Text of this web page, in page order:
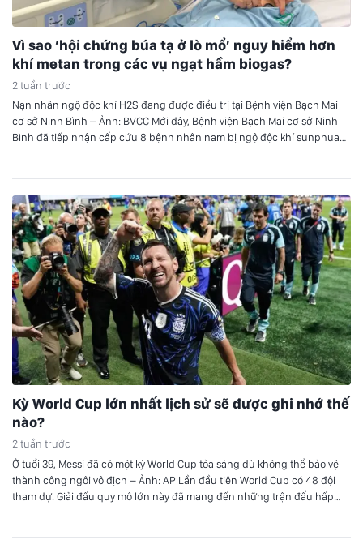
Vì sao ‘hội chứng búa tạ ở lò mổ’ nguy hiểm hơn
khí metan trong các vụ ngạt hầm biogas?
2 tuần trước
Nạn nhân ngộ độc khí H2S đang được điều trị tại Bệnh viện Bạch Mai
cơ sở Ninh Bình – Ảnh: BVCC Mới đây, Bệnh viện Bạch Mai cơ sở Ninh
Bình đã tiếp nhận cấp cứu 8 bệnh nhân nam bị ngộ độc khí sunphua
Kỳ World Cup lớn nhất lịch sử sẽ được ghi nhớ thế
nào?
2 tuần trước
Ở tuổi 39, Messi đã có một kỳ World Cup tỏa sáng dù không thể bảo vệ
thành công ngôi vô địch – Ảnh: AP Lần đầu tiên World Cup có 48 đội
tham dự. Giải đấu quy mô lớn này đã mang đến những trận đấu hấp